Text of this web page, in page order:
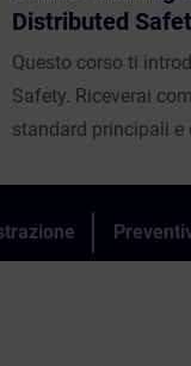
Distributed
Questo corso ti
Safety. Riceverai
standard principali